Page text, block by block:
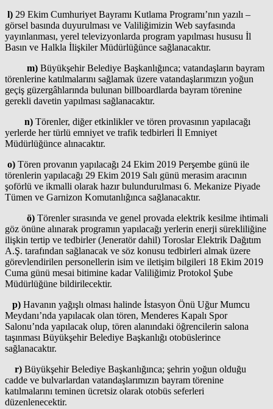
l) 29 Ekim Cumhuriyet Bayramı Kutlama Programı’nın yazılı –
görsel basında duyurulması ve Valiliğimizin Web sayfasında
yayınlanması, yerel televizyonlarda program yapılması hususu İl
Basın ve Halkla İlişkiler Müdürlüğünce sağlanacaktır.
m) Büyükşehir Belediye Başkanlığınca; vatandaşların bayram
törenlerine katılmalarını sağlamak üzere vatandaşlarımızın yoğun
geçiş güzergâhlarında bulunan billboardlarda bayram törenine
gerekli davetin yapılması sağlanacaktır.
n) Törenler, diğer etkinlikler ve tören provasının yapılacağı
yerlerde her türlü emniyet ve trafik tedbirleri İl Emniyet
Müdürlüğünce alınacaktır.
o) Tören provanın yapılacağı 24 Ekim 2019 Perşembe günü ile
törenlerin yapılacağı 29 Ekim 2019 Salı günü merasim aracının
şoförlü ve ikmalli olarak hazır bulundurulması 6. Mekanize Piyade
Tümen ve Garnizon Komutanlığınca sağlanacaktır.
ö) Törenler sırasında ve genel provada elektrik kesilme ihtimali
göz önüne alınarak programın yapılacağı yerlerin enerji sürekliliğine
ilişkin tertip ve tedbirler (Jeneratör dahil) Toroslar Elektrik Dağıtım
A.Ş. tarafından sağlanacak ve söz konusu tedbirleri almak üzere
görevlendirilen personellerin isim ve iletişim bilgileri 18 Ekim 2019
Cuma günü mesai bitimine kadar Valiliğimiz Protokol Şube
Müdürlüğüne bildirilecektir.
p) Havanın yağışlı olması halinde İstasyon Önü Uğur Mumcu
Meydanı’nda yapılacak olan tören, Menderes Kapalı Spor
Salonu’nda yapılacak olup, tören alanındaki öğrencilerin salona
taşınması Büyükşehir Belediye Başkanlığı otobüslerince
sağlanacaktır.
r) Büyükşehir Belediye Başkanlığınca; şehrin yoğun olduğu
cadde ve bulvarlardan vatandaşlarımızın bayram törenine
katılmalarını teminen ücretsiz olarak otobüs seferleri
düzenlenecektir.